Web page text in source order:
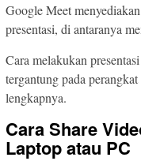
Google Meet
presentasi, di antaranya
Cara melakukan
tergantung pada
lengkapnya.
Cara Share
Laptop atau PC